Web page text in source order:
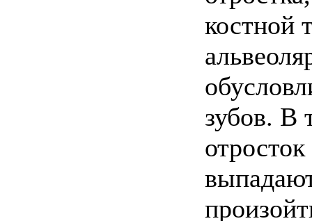
костной
зубов. В